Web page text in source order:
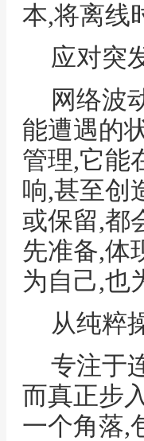
本,将离线
应对突
网络波
能遭遇的
管理,它能
响,甚至创
或保留,都
先准备,体
为自己,也
从纯粹
专注于
而真正步
一个角落,